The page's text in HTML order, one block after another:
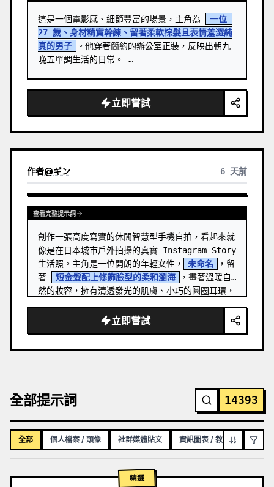
這是一個電影感、細節豐富的場景，主角為
一位
27 歲、身材精實幹練、留著柔軟棕髮且表情羞澀純
真的男子
。他穿著簡約的辦公室正裝，反映出朝九
晚五單調生活的日常。 …
立即嘗試
作者@ギン 6 天前
查看完整提示詞
創作一張高度寫實的休閒智慧型手機自拍，看起來就
像是在日本城市戶外拍攝的真實 Instagram Story
生活照。主角是一位開朗的年輕女性，
未命名
，留
著
短金髮配上修飾臉型的柔和瀏海
，畫著溫暖自
然的妝容，擁有清透發光的肌膚、小巧的圓圈耳環，
立即嘗試
全部提示詞 14393
全部 個人檔案 / 頭像 社群媒體貼文 資訊圖表 / 教育視覺化內容
精選